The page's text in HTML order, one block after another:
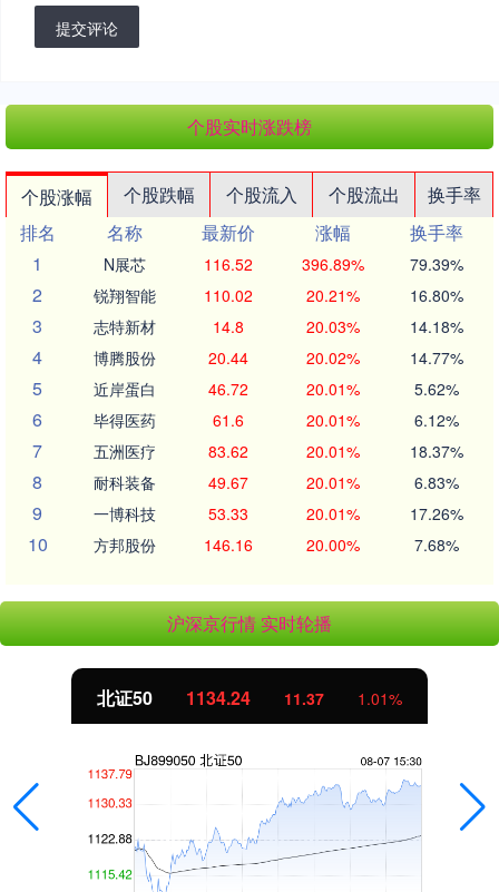
提交评论
个股实时涨跌榜
个股涨幅 个股跌幅 个股流入 个股流出
换手率
排名
名称 最新价 涨幅
换手率
1
N展芯 116.52 396.89% 79.39%
2 锐翔智能 110.02 20.21% 16.80%
3 志特新材 14.8 20.03% 14.18%
4 博腾股份 20.44 20.02% 14.77%
5 近岸蛋白 46.72 20.01% 5.62%
6 毕得医药 61.6 20.01% 6.12%
7 五洲医疗 83.62 20.01% 18.37%
8 耐科装备 49.67 20.01% 6.83%
9 一博科技 53.33 20.01% 17.26%
10 方邦股份 146.16 20.00% 7.68%
沪深京行情 实时轮播
北证50 1134.24 11.37 1.01%